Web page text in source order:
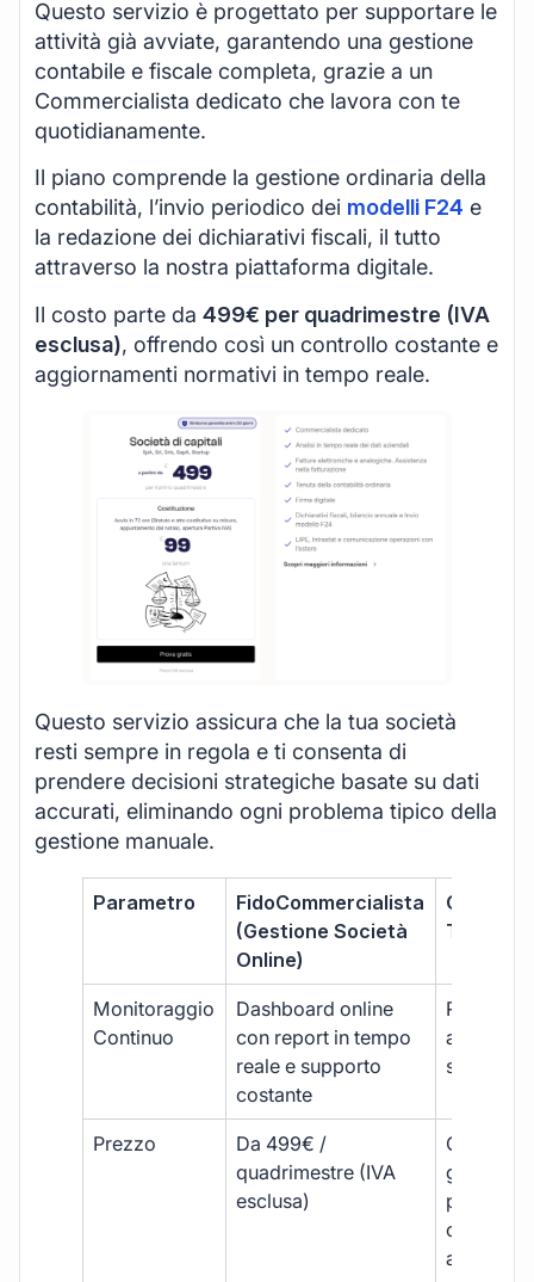
Questo servizio è progettato per supportare le
attività già avviate, garantendo una gestione
contabile e fiscale completa, grazie a un
Commercialista dedicato che lavora con te
quotidianamente.
Il piano comprende la gestione ordinaria della
contabilità, l’invio periodico dei modelli F24 e
la redazione dei dichiarativi fiscali, il tutto
attraverso la nostra piattaforma digitale.
Il costo parte da 499€ per quadrimestre (IVA
esclusa), offrendo così un controllo costante e
aggiornamenti normativi in tempo reale.
Questo servizio assicura che la tua società
resti sempre in regola e ti consenta di
prendere decisioni strategiche basate su dati
accurati, eliminando ogni problema tipico della
gestione manuale.
Parametro
FidoCommercialista
(Gestione Società
Online)
Monitoraggio
Continuo
Dashboard online
con report in tempo
reale e supporto
costante
Report
sporadici
Prezzo
Da 499€ /
quadrimestre (IVA
esclusa)
Costi
più
ogni